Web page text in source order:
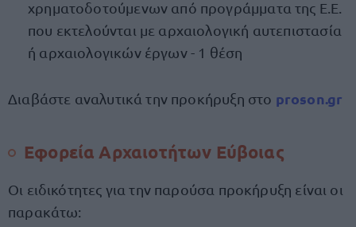
χρηματοδοτούμενων από προγράμματα της Ε.Ε.
που εκτελούνται με αρχαιολογική αυτεπιστασία
ή αρχαιολογικών έργων - 1 θέση
Διαβάστε αναλυτικά την προκήρυξη στο proson.gr
Εφορεία Αρχαιοτήτων Εύβοιας
Οι ειδικότητες για την παρούσα προκήρυξη είναι οι
παρακάτω: